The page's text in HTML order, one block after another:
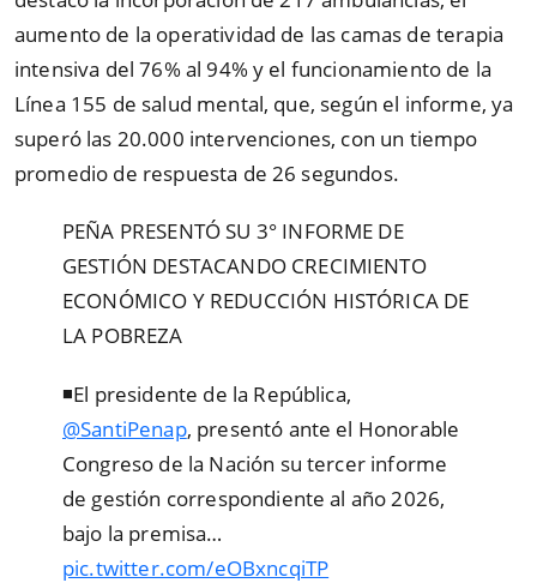
aumento de la operatividad de las camas de terapia
intensiva del 76% al 94% y el funcionamiento de la
Línea 155 de salud mental, que, según el informe, ya
superó las 20.000 intervenciones, con un tiempo
promedio de respuesta de 26 segundos.
PEÑA PRESENTÓ SU 3° INFORME DE
GESTIÓN DESTACANDO CRECIMIENTO
ECONÓMICO Y REDUCCIÓN HISTÓRICA DE
LA POBREZA
◾El presidente de la República,
@SantiPenap, presentó ante el Honorable
Congreso de la Nación su tercer informe
de gestión correspondiente al año 2026,
bajo la premisa…
pic.twitter.com/eOBxncqiTP